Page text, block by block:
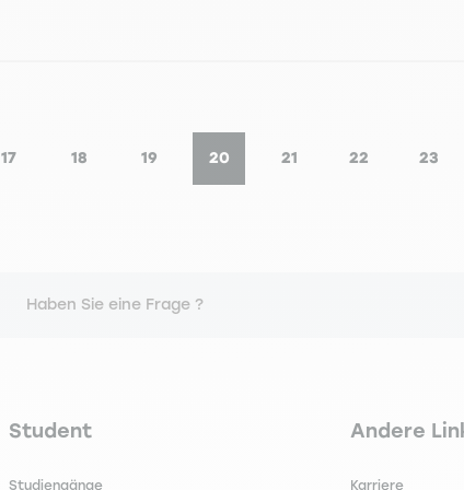
Seite
17
Seite
18
Seite
19
Aktuelle Seite
20
Seite
21
Seite
22
Seite
23
Haben Sie eine Frage ?
Navigation principale footer
Student
Studiengänge
Navigation
Andere
Karriere